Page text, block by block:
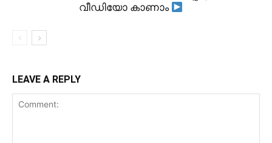
വീഡിയോ കാണാം
LEAVE A REPLY